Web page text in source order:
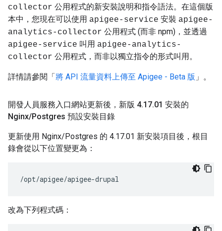
collector 公用程式的新安裝說明和指令語法。在這個版
本中，您現在可以使用 apigee-service 安裝 apigee-
analytics-collector 公用程式 (而非 npm)，並透過
apigee-service 叫用 apigee-analytics-
collector 公用程式，而非以獨立指令的形式叫用。
詳情請參閱「將 API 流量資料上傳至 Apigee - Beta 版 」。
開發人員服務入口網站更新後，新版 4.17.01 安裝的
Nginx/Postgres 預設安裝目錄
更新使用 Nginx/Postgres 的 4.17.01 新安裝項目後，根目
錄會從以下位置變更為：
/opt/apigee/apigee-drupal
改為下列程式碼：